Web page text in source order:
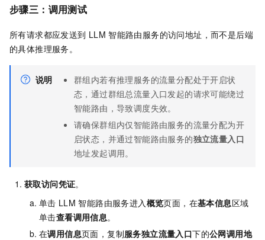
步骤三：调用测试
所有请求都应发送到 LLM 智能路由服务的访问地址，而不是后端
的具体推理服务。
说明
群组内若有推理服务的流量分配处于开启状
态，通过群组总流量入口发起的请求可能绕过
智能路由，导致调度失效。
请确保群组内仅智能路由服务的流量分配为开
启状态，并通过智能路由服务的独立流量入口
地址发起调用。
获取访问凭证。
单击 LLM 智能路由服务进入 概览页面，在基本信息区域
单击查看调用信息。
在调用信息页面，复制服务独立流量入口下的公网调用地